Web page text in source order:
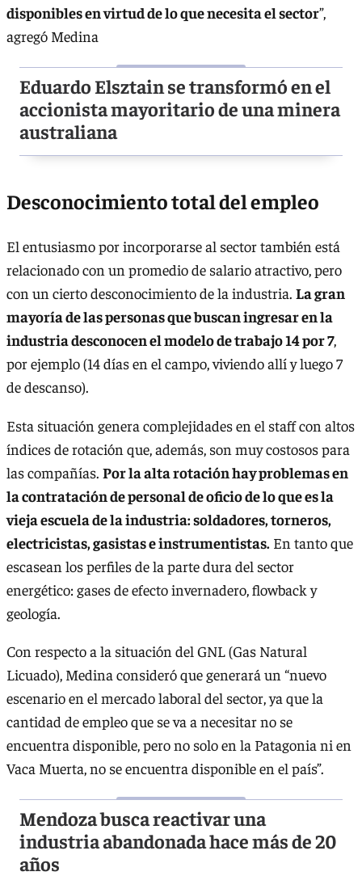
disponibles en virtud de lo que necesita el sector”,
agregó Medina
Eduardo Elsztain se transformó en el
accionista mayoritario de una minera
australiana
Desconocimiento total del empleo
El entusiasmo por incorporarse al sector también está
relacionado con un promedio de salario atractivo, pero
con un cierto desconocimiento de la industria. La gran
mayoría de las personas que buscan ingresar en la
industria desconocen el modelo de trabajo 14 por 7,
por ejemplo (14 días en el campo, viviendo allí y luego 7
de descanso).
Esta situación genera complejidades en el staff con altos
índices de rotación que, además, son muy costosos para
las compañías. Por la alta rotación hay problemas en
la contratación de personal de oficio de lo que es la
vieja escuela de la industria: soldadores, torneros,
electricistas, gasistas e instrumentistas. En tanto que
escasean los perfiles de la parte dura del sector
energético: gases de efecto invernadero, flowback y
geología.
Con respecto a la situación del GNL (Gas Natural
Licuado), Medina consideró que generará un “nuevo
escenario en el mercado laboral del sector, ya que la
cantidad de empleo que se va a necesitar no se
encuentra disponible, pero no solo en la Patagonia ni en
Vaca Muerta, no se encuentra disponible en el país”.
Mendoza busca reactivar una
industria abandonada hace más de 20
años